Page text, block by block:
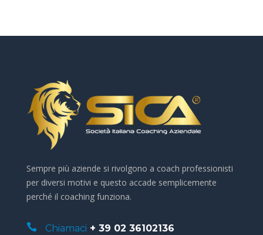
Sempre più aziende si rivolgono a coach professionisti
per diversi motivi e questo accade semplicemente
perché il coaching funziona.
Chiamaci + 39 02 36102136